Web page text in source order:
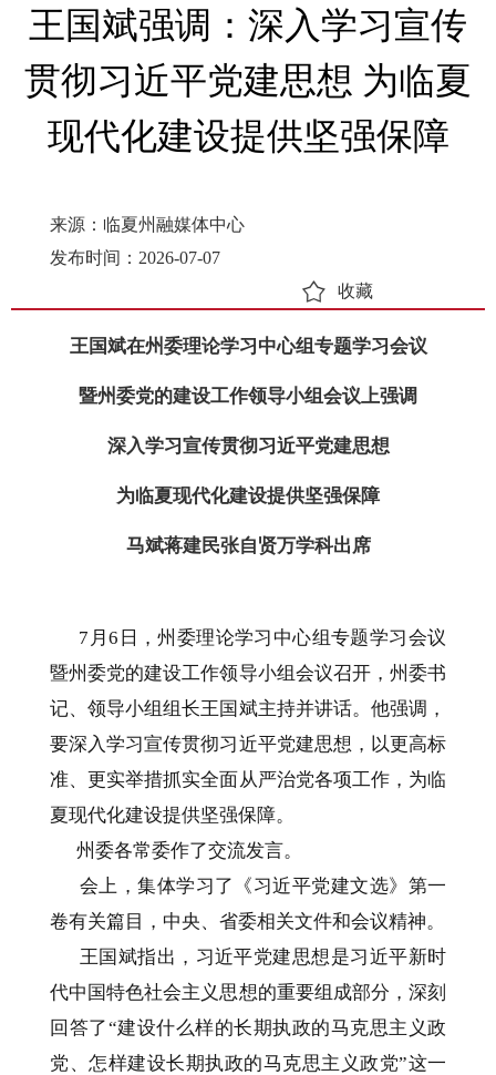
王国斌强调：深入学习宣传
贯彻习近平党建思想 为临夏
现代化建设提供坚强保障
来源：临夏州融媒体中心
发布时间：2026-07-07
收藏
王国斌在州委理论学习中心组专题学习会议
暨州委党的建设工作领导小组会议上强调
深入学习宣传贯彻习近平党建思想
为临夏现代化建设提供坚强保障
马斌蒋建民张自贤万学科出席
7月6日，州委理论学习中心组专题学习会议
暨州委党的建设工作领导小组会议召开，州委书
记、领导小组组长王国斌主持并讲话。他强调，
要深入学习宣传贯彻习近平党建思想，以更高标
准、更实举措抓实全面从严治党各项工作，为临
夏现代化建设提供坚强保障。
州委各常委作了交流发言。
会上，集体学习了《习近平党建文选》第一
卷有关篇目，中央、省委相关文件和会议精神。
王国斌指出，习近平党建思想是习近平新时
代中国特色社会主义思想的重要组成部分，深刻
回答了“建设什么样的长期执政的马克思主义政
党、怎样建设长期执政的马克思主义政党”这一